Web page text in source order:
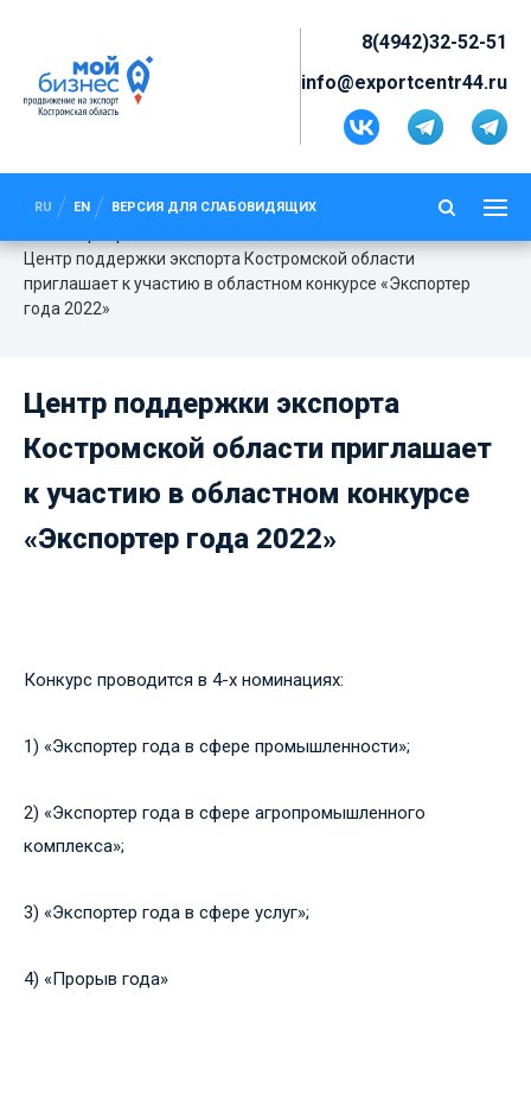
8(4942)32-52-51
info@exportcentr44.ru
RU EN ВЕРСИЯ ДЛЯ СЛАБОВИДЯЩИХ
ЦЕНТР ПОДДЕРЖКИ ЭКСПОРТА
КОСТРОМСКОЙ ОБЛАСТИ
ПРИГЛАШАЕТ К УЧАСТИЮ В
ОБЛАСТНОМ КОНКУРСЕ
«ЭКСПОРТЕР ГОДА 2022»
Центр поддержки экспорта Костромской области
приглашает к участию в областном конкурсе «Экспортер
года 2022»
Центр поддержки экспорта
Костромской области приглашает
к участию в областном конкурсе
«Экспортер года 2022»
Конкурс проводится в 4-х номинациях:
1) «Экспортер года в сфере промышленности»;
2) «Экспортер года в сфере агропромышленного
комплекса»;
3) «Экспортер года в сфере услуг»;
4) «Прорыв года»